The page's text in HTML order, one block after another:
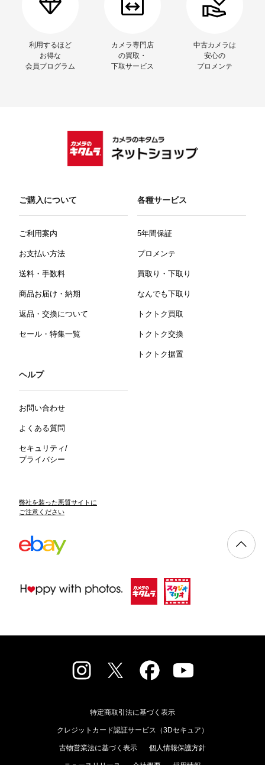
利用するほど
お得な
会員プログラム
カメラ専門店
の買取・
下取サービス
中古カメラは
安心の
プロメンテ
ご購入について
ご利用案内
お支払い方法
送料・手数料
商品お届け・納期
返品・交換について
セール・特集一覧
各種サービス
5年間保証
プロメンテ
買取り・下取り
なんでも下取り
トクトク買取
トクトク交換
トクトク据置
ヘルプ
お問い合わせ
よくある質問
セキュリティ/
プライバシー
弊社を装った悪質サイトに
ご注意ください
特定商取引法に基づく表示
クレジットカード認証サービス（3Dセキュア）
古物営業法に基づく表示 個人情報保護方針